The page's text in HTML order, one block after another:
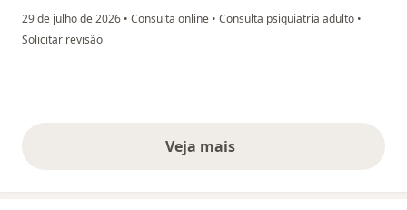
29 de julho de 2026 • Consulta online • Consulta psiquiatria adulto •
na opinião do utilizador Adilaine de Souza Santos
Solicitar revisão
Veja maisopiniões acima